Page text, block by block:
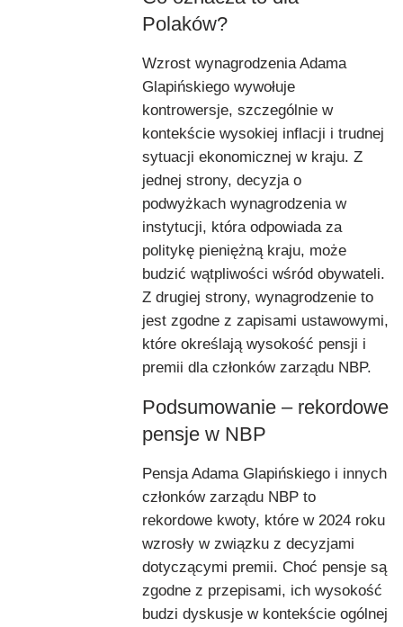
Polaków?
Wzrost wynagrodzenia Adama
Glapińskiego wywołuje
kontrowersje, szczególnie w
kontekście wysokiej inflacji i trudnej
sytuacji ekonomicznej w kraju. Z
jednej strony, decyzja o
podwyżkach wynagrodzenia w
instytucji, która odpowiada za
politykę pieniężną kraju, może
budzić wątpliwości wśród obywateli.
Z drugiej strony, wynagrodzenie to
jest zgodne z zapisami ustawowymi,
które określają wysokość pensji i
premii dla członków zarządu NBP.
Podsumowanie – rekordowe
pensje w NBP
Pensja Adama Glapińskiego i innych
członków zarządu NBP to
rekordowe kwoty, które w 2024 roku
wzrosły w związku z decyzjami
dotyczącymi premii. Choć pensje są
zgodne z przepisami, ich wysokość
budzi dyskusje w kontekście ogólnej